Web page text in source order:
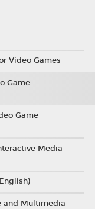
Video Games
Game
Game
Media
and Multimedia